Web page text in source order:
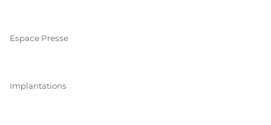
Espace Presse
Implantations